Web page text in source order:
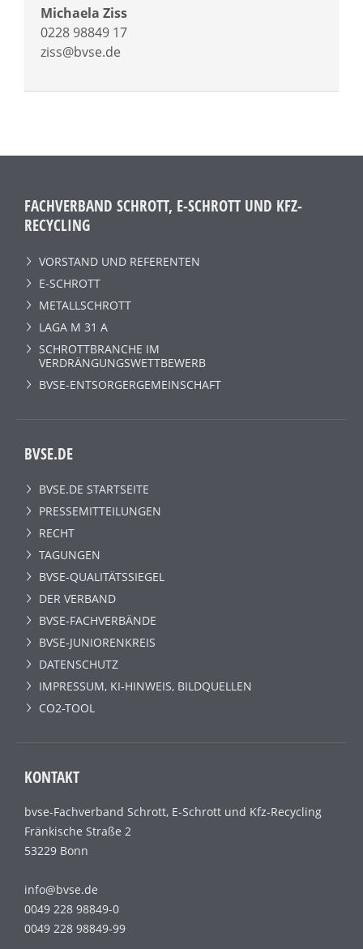
Michaela Ziss
0228 98849 17
ziss@bvse.de
FACHVERBAND SCHROTT, E-SCHROTT UND KFZ-
RECYCLING
VORSTAND UND REFERENTEN
E-SCHROTT
METALLSCHROTT
LAGA M 31 A
SCHROTTBRANCHE IM
VERDRÄNGUNGSWETTBEWERB
BVSE-ENTSORGERGEMEINSCHAFT
BVSE.DE
BVSE.DE STARTSEITE
PRESSEMITTEILUNGEN
RECHT
TAGUNGEN
BVSE-QUALITÄTSSIEGEL
DER VERBAND
BVSE-FACHVERBÄNDE
BVSE-JUNIORENKREIS
DATENSCHUTZ
IMPRESSUM, KI-HINWEIS, BILDQUELLEN
CO2-TOOL
KONTAKT
bvse-Fachverband Schrott, E-Schrott und Kfz-Recycling
Fränkische Straße 2
53229 Bonn
info@bvse.de
0049 228 98849-0
0049 228 98849-99